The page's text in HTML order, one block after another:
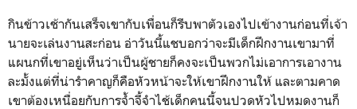
กินข้าวเช้ากันเสร็จเขากับเพื่อนก็รีบพาตัวเองไปเข้างานก่อนที่เจ้า
นายจะเล่นงานสะก่อน อ่าวันนี้แชบอกว่าจะมีเด็กฝึกงานเขามาที่
แผนกที่เขาอยู่เห็นว่าเป็นผู้ชายก็คงจะเป็นพวกไม่เอาการเอางาน
ละมั้งแต่ที่น่ารำคาญก็คือหัวหน้าจะให้เขาฝึกงานให้ และตามคาด
เขาต้องเหนื่อยกับการจ้ำจี้จำไช้เด็กคนนี้จนปวดหัวไปหมดงานก็